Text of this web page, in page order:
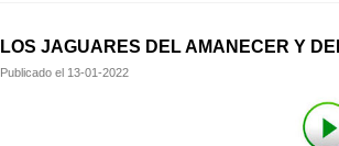
LOS JAGUARES DEL AMANECER Y
Publicado el 13-01-2022